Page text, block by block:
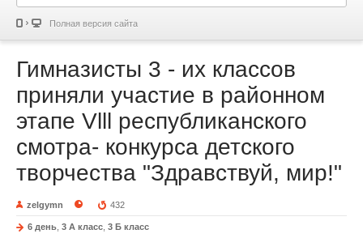
Полная версия сайта
Гимназисты 3 - их классов
приняли участие в районном
этапе Vlll республиканского
смотра- конкурса детского
творчества "Здравствуй, мир!"
zelgymn 432
6 день 3 А класс 3 Б класс